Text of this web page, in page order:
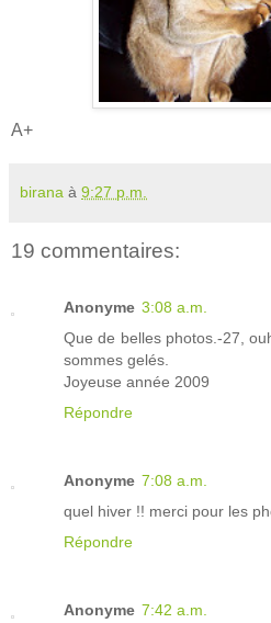
A+
birana à 9:27 p.m.
19 commentaires:
Anonyme 3:08 a.m.
Que de belles photos.-27,
sommes gelés.
Joyeuse année 2009
Répondre
Anonyme 7:08 a.m.
quel hiver !! merci pour les
Répondre
Anonyme 7:42 a.m.